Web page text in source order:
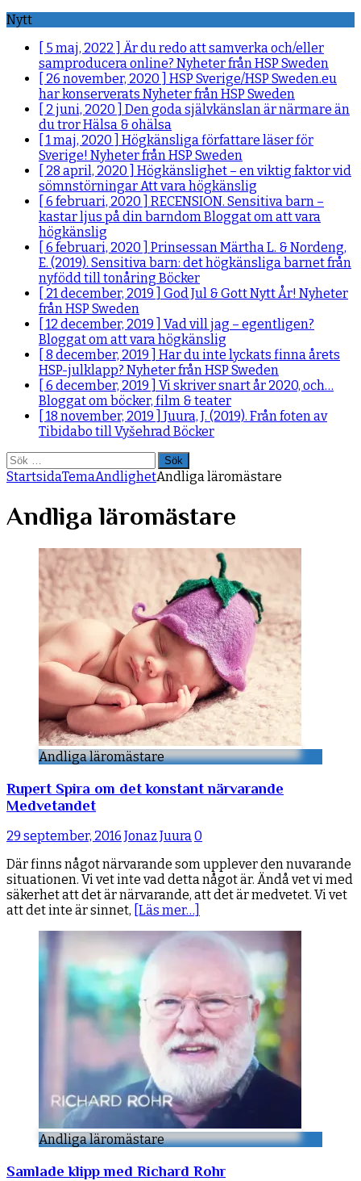
Nytt
[ 5 maj, 2022 ] Är du redo att samverka och/eller
samproducera online? Nyheter från HSP Sweden
[ 26 november, 2020 ] HSP Sverige/HSP Sweden.eu
har konserverats Nyheter från HSP Sweden
[ 2 juni, 2020 ] Den goda självkänslan är närmare än
du trorHälsa & ohälsa
[ 1 maj, 2020 ] Högkänsliga författare läser för
Sverige! Nyheter från HSP Sweden
[ 28 april, 2020 ] Högkänslighet – en viktig faktor vid
sömnstörningarAtt vara högkänslig
[ 6 februari, 2020 ] RECENSION. Sensitiva barn –
kastar ljus på din barndomBloggat om att vara
högkänslig
[ 6 februari, 2020 ] Prinsessan Märtha L. & Nordeng,
E. (2019). Sensitiva barn: det högkänsliga barnet från
nyfödd till tonåring Böcker
[ 21 december, 2019 ] God Jul & Gott Nytt År! Nyheter
från HSP Sweden
[ 12 december, 2019 ] Vad vill jag – egentligen?
Bloggat om att vara högkänslig
[ 8 december, 2019 ] Har du inte lyckats finna årets
HSP-julklapp? Nyheter från HSP Sweden
[ 6 december, 2019 ] Vi skriver snart år 2020, och…
Bloggat om böcker, film & teater
[ 18 november, 2019 ] Juura, J. (2019). Från foten av
Tibidabo till VyšehradBöcker
Sök
efter:
StartsidaTemaAndlighetAndliga läromästare
Andliga läromästare
Andliga läromästare
Rupert Spira om det konstant närvarande
Medvetandet
29 september, 2016 Jonaz Juura0
Där finns något närvarande som upplever den nuvarande
situationen. Vi vet inte vad detta något är. Ändå vet vi med
säkerhet att det är närvarande, att det är medvetet. Vi vet
att det inte är sinnet, [Läs mer…]
Andliga läromästare
Samlade klipp med Richard Rohr